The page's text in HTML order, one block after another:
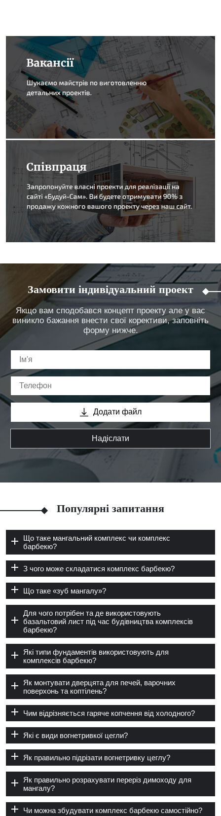
Замовити індивідуальний проект
Якщо вам сподобався концепт проекту але у вас
виникло бажання внести свої корективи, заповніть
форму нижче.
Додати файл
Надіслати
Популярні запитання
Що таке мангальний комплекс чи комплекс
барбекю?
З чого може складатися комплекс барбекю?
Що таке «зуб мангалу»?
Для чого потрібен та де використовують
базальтовий лист під час будівництва комплексів
барбекю?
Які типи фундаментів використовують для
комплексів барбекю?
Як монтувати дверцята для печей, варочних
поверхонь та коптілень?
Чим відрізняється гаряче копчення від холодного?
Які є види вогнетривкої цегли?
Як правильно підрізати вогнетривку цеглу?
Як правильно розрахувати переріз димоходу для
мангалу?
Чи можна збудувати комплекс барбекю самостійно?